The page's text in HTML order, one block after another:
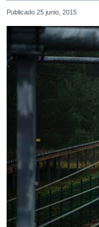
Publicado 25 junio, 2015